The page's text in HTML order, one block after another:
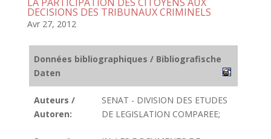
DECISIONS DES TRIBUNAUX CRIMINELS
Avr 27, 2012
Données bibliographiques / Bibliografische
Daten
Auteurs /
Autoren:
SENAT - DIVISION DES ETUDES
DE LEGISLATION COMPAREE;